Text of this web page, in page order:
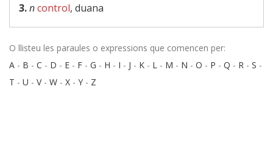
3.ncontrol, duana
O llisteu les paraules o expressions que comencen per:
A - B - C - D - E - F - G - H - I - J - K - L - M - N - O - P - Q - R - S -
T - U - V- W - X - Y - Z